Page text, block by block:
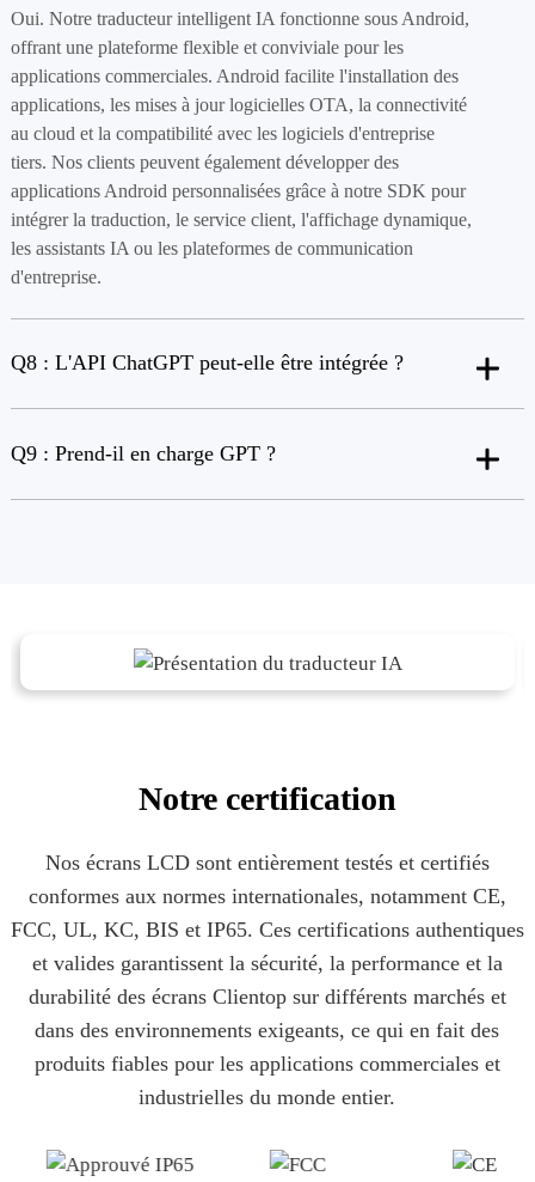
Oui. Notre traducteur intelligent IA fonctionne sous Android,
offrant une plateforme flexible et conviviale pour les
applications commerciales. Android facilite l'installation des
applications, les mises à jour logicielles OTA, la connectivité
au cloud et la compatibilité avec les logiciels d'entreprise
tiers. Nos clients peuvent également développer des
applications Android personnalisées grâce à notre SDK pour
intégrer la traduction, le service client, l'affichage dynamique,
les assistants IA ou les plateformes de communication
d'entreprise.
Q8 : L'API ChatGPT peut-elle être intégrée ?
Q9 : Prend-il en charge GPT ?
Notre certification
Nos écrans LCD sont entièrement testés et certifiés
conformes aux normes internationales, notamment CE,
FCC, UL, KC, BIS et IP65. Ces certifications authentiques
et valides garantissent la sécurité, la performance et la
durabilité des écrans Clientop sur différents marchés et
dans des environnements exigeants, ce qui en fait des
produits fiables pour les applications commerciales et
industrielles du monde entier.